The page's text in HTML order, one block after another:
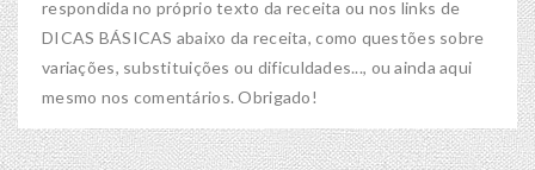
respondida no próprio texto da receita ou nos links de
DICAS BÁSICAS abaixo da receita, como questões sobre
variações, substituições ou dificuldades..., ou ainda aqui
mesmo nos comentários. Obrigado!